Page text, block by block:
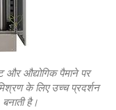
औद्योगिक पैमाने पर
के लिए उच्च प्रदर्शन
है।